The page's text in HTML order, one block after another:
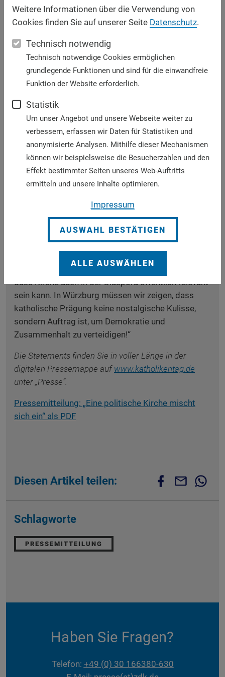
Zeichen der Vielfalt senden. In einer Zeit, in der wir
oft den Rückzug ins Private und digitale Blasen
beklagen, schafft dieses Treffen einen realen,
physischen Raum der Begegnung. Der größte Wert
liegt für mich in der schieren Masse an positiver
Energie und dem Willen zur Gestaltung, den so viele
für ein gelingendes Miteinander.“
Marc Frings, Generalsekretär des ZdK, würdigte die
zahlreichen Menschen, die in der Vorbereitung des
Katholikentags viel gegeben hätten. „Ein
Katholikentag fällt nicht vom Himmel. Unsere
Initiativen und Chöre, ganz konkret bei der Logistik,
bei der Betreuung, im Ordnungsdienst, in der
Gastfreundschaft: Ohne diese ehrenamtlichen
Strukturen gäbe es keinen Katholikentag. Ohne sie
gäbe es auch vieles von dem nicht, was unser Land
beim Katholikentag in Erfurt, „haben wir gezeigt,
dass Kirche auch in der Diaspora öffentlich relevant
sein kann. In Würzburg müssen wir zeigen, dass
katholische Prägung keine nostalgische Kulisse,
sondern Auftrag ist, um Demokratie und
Zusammenhalt zu verteidigen!“
Die Statements finden Sie in voller Länge in der
digitalen Pressemappe auf www.katholikentag.de
unter „Presse“.
Pressemitteilung: „Eine politische Kirche mischt
sich ein“ als PDF
Diesen Artikel teilen:
Schlagworte
PRESSEMITTEILUNG
Haben Sie Fragen?
Telefon: +49 (0) 30 166380-630
Weitere Informationen über die Verwendung von
Cookies finden Sie auf unserer Seite Datenschutz.
Technisch notwendig
Technisch notwendige Cookies ermöglichen
grundlegende Funktionen und sind für die einwandfreie
Funktion der Website erforderlich.
Statistik
Um unser Angebot und unsere Webseite weiter zu
verbessern, erfassen wir Daten für Statistiken und
anonymisierte Analysen. Mithilfe dieser Mechanismen
können wir beispielsweise die Besucherzahlen und den
Effekt bestimmter Seiten unseres Web-Auftritts
ermitteln und unsere Inhalte optimieren.
Impressum
AUSWAHL BESTÄTIGEN
ALLE AUSWÄHLEN